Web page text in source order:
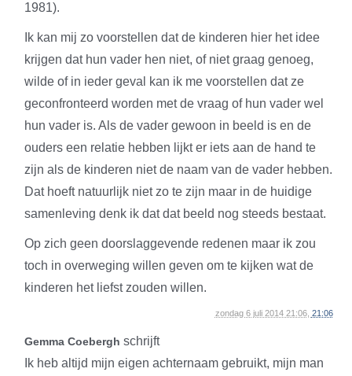
1981).
Ik kan mij zo voorstellen dat de kinderen hier het idee
krijgen dat hun vader hen niet, of niet graag genoeg,
wilde of in ieder geval kan ik me voorstellen dat ze
geconfronteerd worden met de vraag of hun vader wel
hun vader is. Als de vader gewoon in beeld is en de
ouders een relatie hebben lijkt er iets aan de hand te
zijn als de kinderen niet de naam van de vader hebben.
Dat hoeft natuurlijk niet zo te zijn maar in de huidige
samenleving denk ik dat dat beeld nog steeds bestaat.
Op zich geen doorslaggevende redenen maar ik zou
toch in overweging willen geven om te kijken wat de
kinderen het liefst zouden willen.
zondag 6 juli 2014 21:06, 21:06
Gemma Coebergh schrijft
Ik heb altijd mijn eigen achternaam gebruikt, mijn man